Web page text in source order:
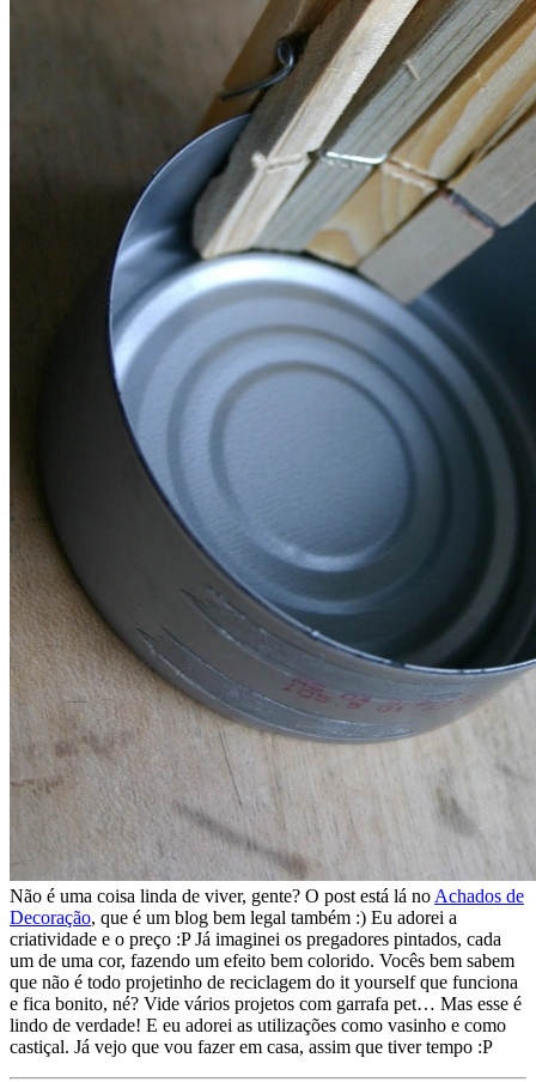
Não é uma coisa linda de viver, gente? O post está lá no Achados de
Decoração, que é um blog bem legal também :) Eu adorei a
criatividade e o preço :P Já imaginei os pregadores pintados, cada
um de uma cor, fazendo um efeito bem colorido. Vocês bem sabem
que não é todo projetinho de reciclagem do it yourself que funciona
e fica bonito, né? Vide vários projetos com garrafa pet… Mas esse é
lindo de verdade! E eu adorei as utilizações como vasinho e como
castiçal. Já vejo que vou fazer em casa, assim que tiver tempo :P